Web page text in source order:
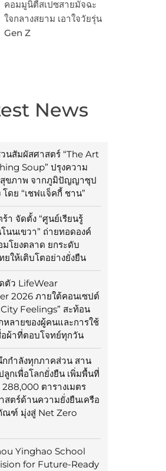
คอมมูนิตี้สเปซสายมัจฉะ
ใจกลางสยาม เอาใจวัยรุ่น
Gen Z
News
วนสัมผัสศาสตร์ “The Art
Soup” ปรุงความ
สุขภาพ จากภูมิปัญญาซุป
โดย “เชฟแจ็คกี้ ชาน”
า จัดตั้ง “ศูนย์เรียนรู้
นนเขวา” ถ่ายทอดองค์
มโยงตลาด ยกระดับ
ยให้เติบโตอย่างยั่งยืน
ตัว LifeWear
2026 ภายใต้คอนเซปต์
Feelings” สะท้อน
ลายของผู้คนและการใช้
อผ้าที่ตอบโจทย์ทุกวัน
กำลังทุกภาคส่วน สาน
ลูกเพื่อโลกยั่งยืน เพิ่มพื้นที่
288,000 ตารางเมตร
ตร์ด้านความยั่งยืนเครือ
ณฑ์ มุ่งสู่ Net Zero
Yinghao School
for Future-Ready